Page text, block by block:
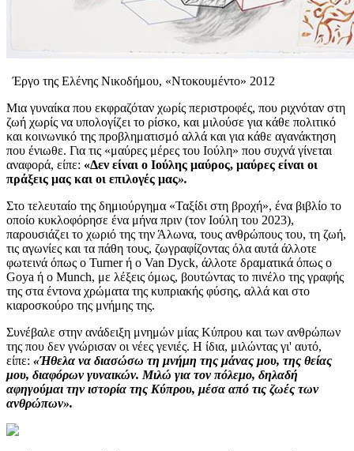
Έργο της Ελένης Νικοδήμου, «Ντοκουμέντο» 2012
Μια γυναίκα που εκφραζόταν χωρίς περιστροφές, που ριχνόταν στη
ζωή χωρίς να υπολογίζει το ρίσκο, και μιλούσε για κάθε πολιτικό
και κοινωνικό της προβληματισμό αλλά και για κάθε αγανάκτηση
που ένιωθε. Για τις «μαύρες μέρες του Ιούλη» που συχνά γίνεται
αναφορά, είπε: «Δεν είναι ο Ιούλης μαύρος, μαύρες είναι οι
πράξεις μας και οι επιλογές μας».
Στο τελευταίο της δημιούργημα «Ταξίδι στη βροχή», ένα βιβλίο το
οποίο κυκλοφόρησε ένα μήνα πριν (τον Ιούλη του 2023),
παρουσιάζει το χωριό της την Άλωνα, τους ανθρώπους του, τη ζωή,
τις αγωνίες και τα πάθη τους, ζωγραφίζοντας όλα αυτά άλλοτε
φωτεινά όπως ο Turner ή ο Van Dyck, άλλοτε δραματικά όπως ο
Goya ή ο Munch, με λέξεις όμως, βουτώντας το πινέλο της γραφής
της στα έντονα χρώματα της κυπριακής φύσης, αλλά και στο
κιαροσκούρο της μνήμης της.
Συνέβαλε στην ανάδειξη μνημών μίας Κύπρου και των ανθρώπων
της που δεν γνώρισαν οι νέες γενιές. Η ίδια, μιλώντας γι' αυτό,
είπε: «Ήθελα να διασώσω τη μνήμη της μάνας μου, της θείας
μου, διαφόρων γυναικών. Μιλώ για τον πόλεμο, δηλαδή
αφηγούμαι την ιστορία της Κύπρου, μέσα από τις ζωές των
ανθρώπων».